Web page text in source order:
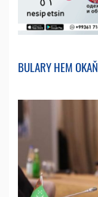
BULARY HEM OKAŇ